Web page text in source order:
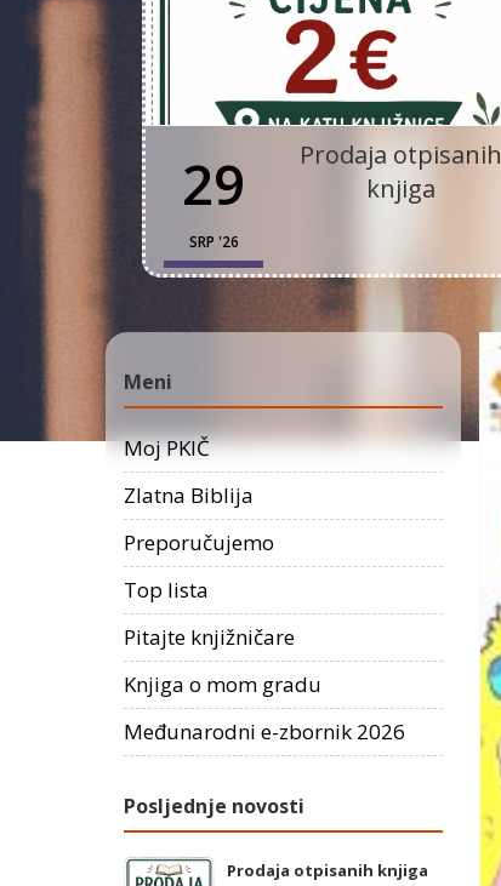
29
SRP '26
Prodaja otpisanih
knjiga
Meni
Moj PKIČ
Zlatna Biblija
Preporučujemo
Top lista
Pitajte knjižničare
Knjiga o mom gradu
Međunarodni e-zbornik 2026
Posljednje novosti
Prodaja otpisanih knjiga